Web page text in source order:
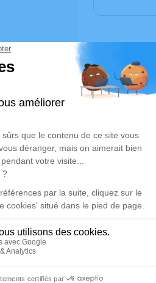
Déroulé
Le